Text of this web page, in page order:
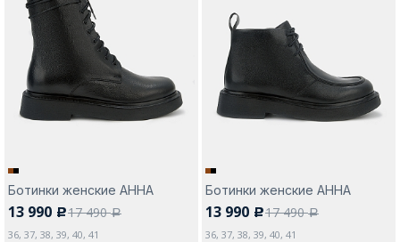
Ботинки женские АННА
13 990 c17 490a
36, 37, 38, 39, 40, 41
Ботинки женские АННА
13 990 c17 490a
36, 37, 38, 39, 40, 41